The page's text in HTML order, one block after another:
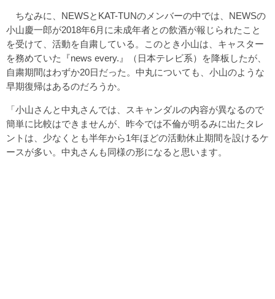
ちなみに、NEWSとKAT-TUNのメンバーの中では、NEWSの
小山慶一郎が2018年6月に未成年者との飲酒が報じられたこと
を受けて、活動を自粛している。このとき小山は、キャスター
を務めていた『news every.』（日本テレビ系）を降板したが、
自粛期間はわずか20日だった。中丸についても、小山のような
早期復帰はあるのだろうか。
「小山さんと中丸さんでは、スキャンダルの内容が異なるので
簡単に比較はできませんが、昨今では不倫が明るみに出たタレ
ントは、少なくとも半年から1年ほどの活動休止期間を設けるケ
ースが多い。中丸さんも同様の形になると思います。